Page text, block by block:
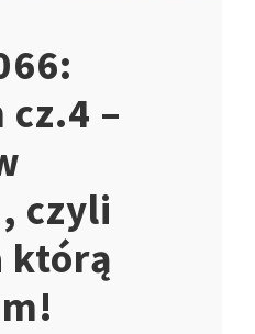
cz.4 –
czyli
którą